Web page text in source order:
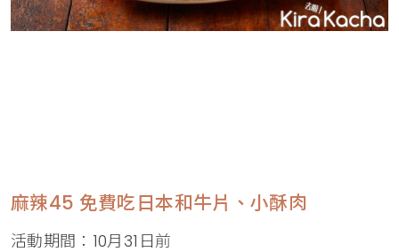
麻辣45 免費吃日本和牛片、小酥肉
活動期間：10月31日前